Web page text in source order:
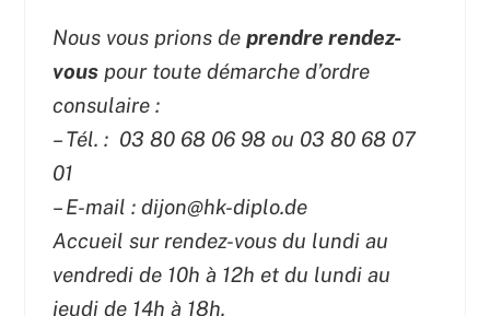
Nous vous prions deprendre rendez-
vous pour toute démarche d’ordre
consulaire :
– Tél. : 03 80 68 06 98 ou 03 80 68 07
01
– E-mail : dijon@hk-diplo.de
Accueil sur rendez-vous du lundi au
vendredi de 10h à 12h et du lundi au
jeudi de 14h à 18h.